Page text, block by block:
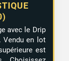
avec le Drip
Vendu en lot
est